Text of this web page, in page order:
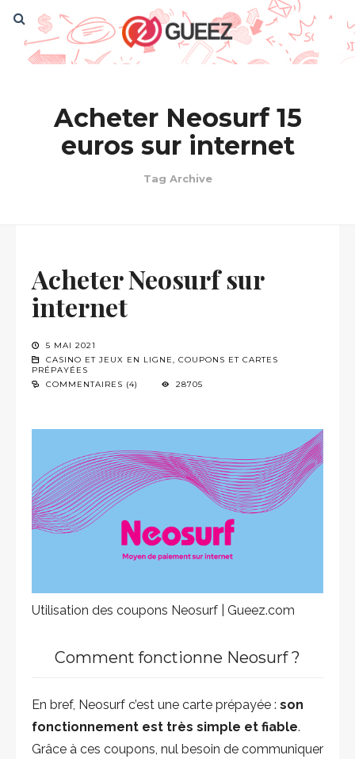
Acheter Neosurf 15
euros sur internet
Tag Archive
Acheter Neosurf sur
internet
5 MAI 2021
CASINO ET JEUX EN LIGNE, COUPONS ET CARTES
PRÉPAYÉES
COMMENTAIRES (4)
28705
Utilisation des coupons Neosurf | Gueez.com
Comment fonctionne Neosurf ?
En bref, Neosurf c’est une carte prépayée : son
fonctionnement est très simple et fiable.
Grâce à ces coupons, nul besoin de communiquer